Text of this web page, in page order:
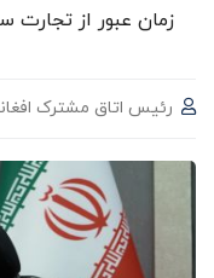
زمان عبور از
رئیس اتاق مشترک